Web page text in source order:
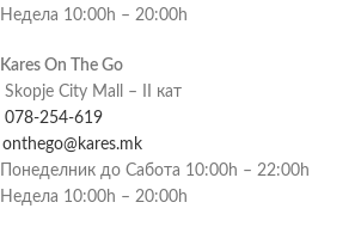
Недела 10:00h – 20:00h
Kares On The Go
Skopje City Mall – II кат
078-254-619
onthego@kares.mk
Понеделник до Сабота 10:00h – 22:00h
Недела 10:00h – 20:00h